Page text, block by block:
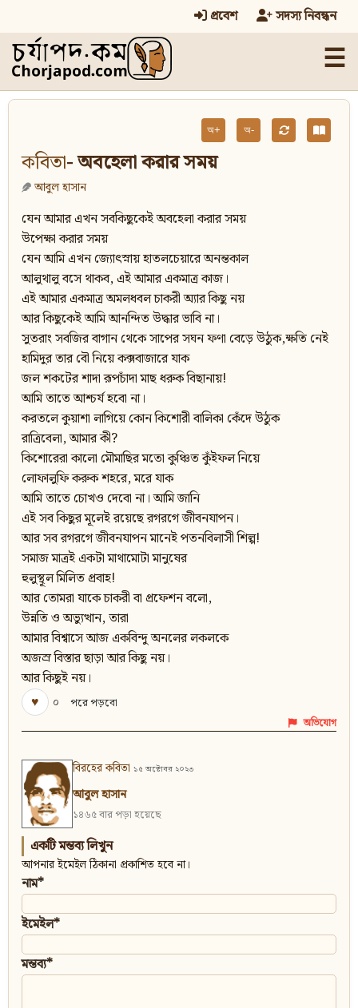
প্রবেশ সদস্য নিবন্ধন
☰
অ+ অ-
কবিতা- অবহেলা করার সময়
আবুল হাসান
যেন আমার এখন সবকিছুকেই অবহেলা করার সময়
উপেক্ষা করার সময়
যেন আমি এখন জ্যোৎস্নায় হাতলচেয়ারে অনন্তকাল
আলুথালু বসে থাকব, এই আমার একমাত্র কাজ।
এই আমার একমাত্র অমলধবল চাকরী অ্যার কিছু নয়
আর কিছুকেই আমি আনন্দিত উদ্ধার ভাবি না।
সুতরাং সবজির বাগান থেকে সাপের সঘন ফণা বেড়ে উঠুক,ক্ষতি নেই
হামিদুর তার বৌ নিয়ে কক্সবাজারে যাক
জল শকটের শাদা রূপচাঁদা মাছ ধরুক বিছানায়!
আমি তাতে আশ্চর্য হবো না।
করতলে কুয়াশা লাগিয়ে কোন কিশোরী বালিকা কেঁদে উঠুক
রাত্রিবেলা, আমার কী?
কিশোরেরা কালো মৌমাছির মতো কুঞ্চিত কুঁইফল নিয়ে
লোফালুফি করুক শহরে, মরে যাক
আমি তাতে চোখও দেবো না। আমি জানি
এই সব কিছুর মূলেই রয়েছে রগরগে জীবনযাপন।
আর সব রগরগে জীবনযাপন মানেই পতনবিলাসী শিল্প!
সমাজ মাত্রই একটা মাথামোটা মানুষের
হুলুস্থূল মিলিত প্রবাহ!
আর তোমরা যাকে চাকরী বা প্রফেশন বলো,
উন্নতি ও অভ্যুত্থান, তারা
আমার বিশ্বাসে আজ একবিন্দু অনলের লকলকে
অজস্র বিস্তার ছাড়া আর কিছু নয়।
আর কিছুই নয়।
♥
০ পরে পড়বো
অভিযোগ
বিরহের কবিতা ১৫ অক্টোবর ২০২৩
আবুল হাসান
১৪৬৫ বার পড়া হয়েছে
একটি মন্তব্য লিখুন
আপনার ইমেইল ঠিকানা প্রকাশিত হবে না।
নাম*
ইমেইল*
মন্তব্য*